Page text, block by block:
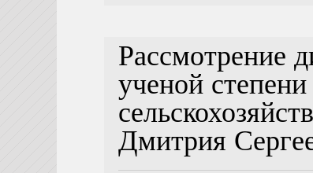
Рассмотрение
ученой
Дмитрия